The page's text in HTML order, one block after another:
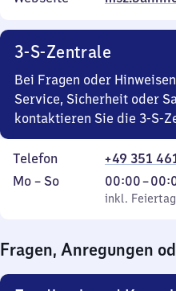
3-S-Zentrale
Bei Fragen oder
Service, Sicherheit oder
kontaktieren Sie die 3-S-
Telefon
+49 351
Montag
Mo – So,
inkl. Feiertage
00:00–
Von
0
0
Uhr
inkl.
Fragen, Anregungen